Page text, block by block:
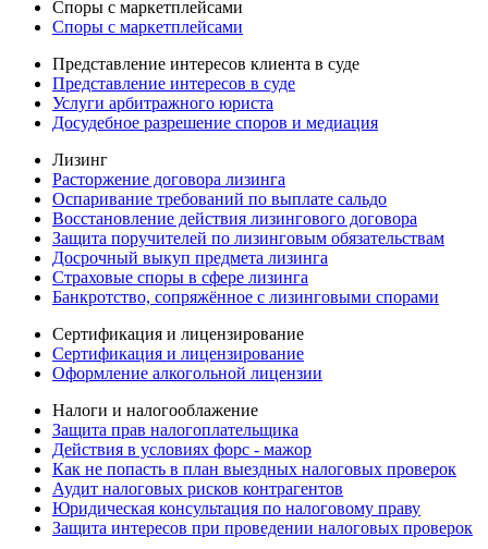
Споры с маркетплейсами
Споры с маркетплейсами
Представление интересов клиента в суде
Представление интересов в суде
Услуги арбитражного юриста
Досудебное разрешение споров и медиация
Лизинг
Расторжение договора лизинга
Оспаривание требований по выплате сальдо
Восстановление действия лизингового договора
Защита поручителей по лизинговым обязательствам
Досрочный выкуп предмета лизинга
Страховые споры в сфере лизинга
Банкротство, сопряжённое с лизинговыми спорами
Сертификация и лицензирование
Сертификация и лицензирование
Оформление алкогольной лицензии
Налоги и налогооблажение
Защита прав налогоплательщика
Действия в условиях форс - мажор
Как не попасть в план выездных налоговых проверок
Аудит налоговых рисков контрагентов
Юридическая консультация по налоговому праву
Защита интересов при проведении налоговых проверок